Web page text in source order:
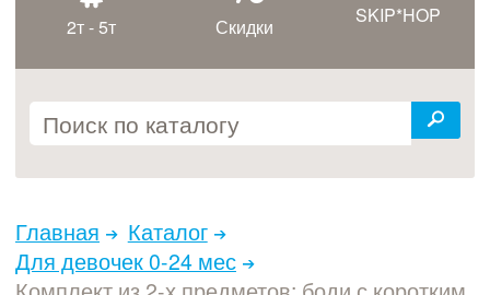
2т - 5т Скидки SKIP*HOP
Главная
Каталог
Для девочек 0-24 мес